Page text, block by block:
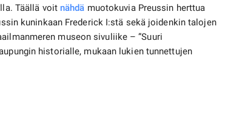
Täällä voit nähdä muotokuvia Preussin herttua
kuninkaan Frederick I:stä sekä joidenkin talojen
museon sivuliike – ”Suuri
historialle, mukaan lukien tunnettujen